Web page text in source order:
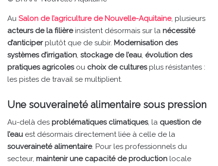
Au Salon de l’agriculture de Nouvelle-Aquitaine, plusieurs
acteurs de la filièreinsistent désormais sur la nécessité
d’anticiperplutôt que de subir. Modernisation des
systèmes d’irrigation, stockage de l’eau, évolution des
pratiques agricolesou choix de culturesplus résistantes :
les pistes de travail se multiplient.
Une souveraineté alimentaire sous pression
Au-delà des problématiques climatiques, la question de
l’eau est désormais directement liée à celle de la
souveraineté alimentaire. Pour les professionnels du
secteur, maintenir une capacité de production locale